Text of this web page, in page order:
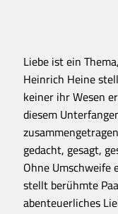
Liebe ist ein
Heinrich Heine
keiner ihr Wesen
diesem
gedacht, gesagt,
Ohne Umschweife
stellt berühmte
abenteuerliches